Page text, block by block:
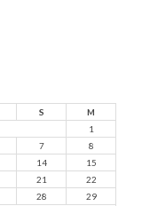
S
M
1
7
8
14
15
21
22
28
29